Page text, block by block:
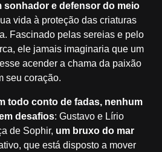
sonhador e defensor do meio
vida à proteção das criaturas
Fascinado pelas sereias e pelo
ele jamais imaginaria que um
acender a chama da paixão
seu coração.
todo conto de fadas, nenhum
desafios: Gustavo e Lírio
de Sophir, um bruxo do mar
que está disposto a mover